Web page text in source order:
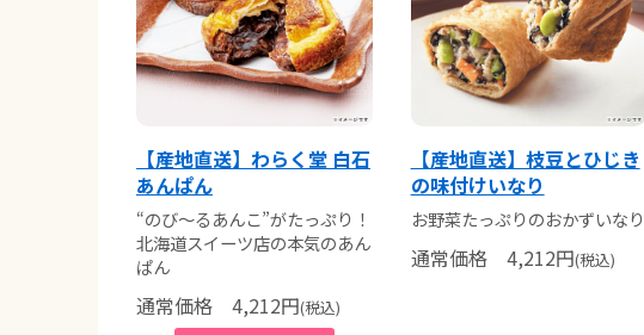
【産地直送】わらく堂 白石
あんぱん
“のび～るあんこ”がたっぷり！
北海道スイーツ店の本気のあん
ぱん
通常価格 4,212円(税込)
【産地直送】枝豆とひじき
の味付けいなり
お野菜たっぷりのおかずいなり
通常価格4,212円(税込)